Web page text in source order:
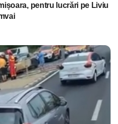
pentru lucrări pe Liviu